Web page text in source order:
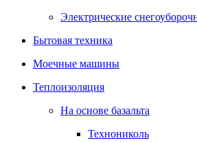
Электрические
Бытовая техника
Моечные машины
Теплоизоляция
На основе базальта
Технониколь